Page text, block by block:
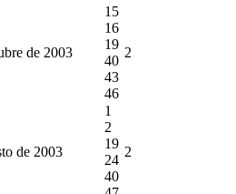
de 2003
15
16
19
40
43
46
2
de 2003
1
2
19
24
40
2